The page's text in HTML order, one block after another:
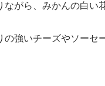
ながら、みかんの白
強いチーズやソーセ